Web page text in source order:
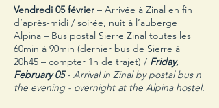
Vendredi 05 février – Arrivée à Zinal en fin
d’après-midi / soirée, nuit à l’auberge
Alpina – Bus postal Sierre Zinal toutes les
60min à 90min (dernier bus de Sierre à
20h45 – compter 1h de trajet) / Friday,
February 05- Arrival in Zinal by postal bus n
the evening - overnight at the Alpina hostel.